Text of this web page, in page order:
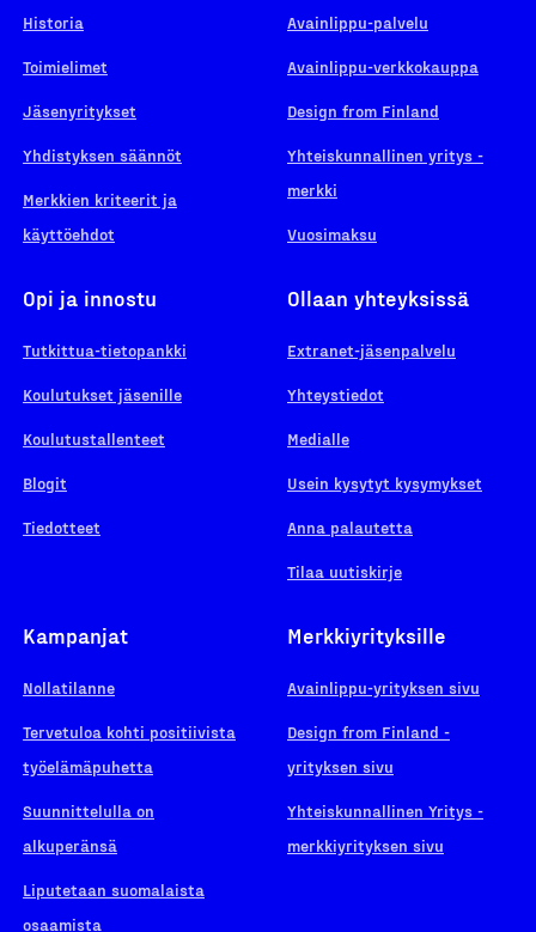
Historia
Toimielimet
Jäsenyritykset
Yhdistyksen säännöt
Merkkien kriteerit ja
käyttöehdot
Avainlippu-palvelu
Avainlippu-verkkokauppa
Design from Finland
Yhteiskunnallinen yritys -
merkki
Vuosimaksu
Opi ja innostu
Tutkittua-tietopankki
Koulutukset jäsenille
Koulutustallenteet
Blogit
Tiedotteet
Ollaan yhteyksissä
Extranet-jäsenpalvelu
Yhteystiedot
Medialle
Usein kysytyt kysymykset
Anna palautetta
Tilaa uutiskirje
Kampanjat
Nollatilanne
Tervetuloa kohti positiivista
työelämäpuhetta
Suunnittelulla on
alkuperänsä
Liputetaan suomalaista
osaamista
Merkkiyrityksille
Avainlippu-yrityksen sivu
Design from Finland -
yrityksen sivu
Yhteiskunnallinen Yritys -
merkkiyrityksen sivu